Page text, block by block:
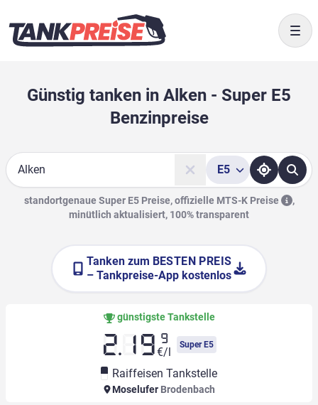
Günstig tanken in Alken - Super E5
Benzinpreise
Suche
E5
standortgenaue Super E5 Preise, offizielle MTS-K Preise
,
minütlich aktualisiert, 100% transparent
Tanken zum BESTEN PREIS
– Tankpreise-App kostenlos
günstigste Tankstelle
2.19 9
€/l
Super E5
Raiffeisen Tankstelle
Moselufer Brodenbach